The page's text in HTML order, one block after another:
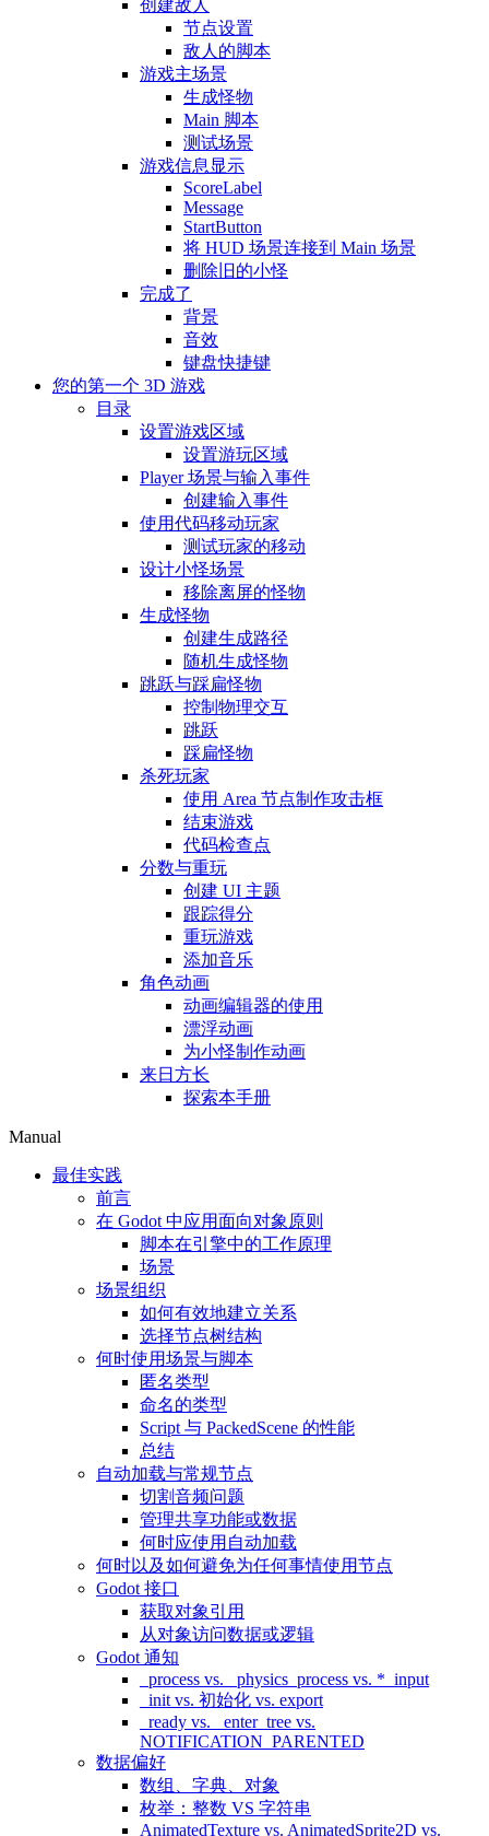
创建敌人
节点设置
敌人的脚本
游戏主场景
生成怪物
Main 脚本
测试场景
游戏信息显示
ScoreLabel
Message
StartButton
将 HUD 场景连接到 Main 场景
删除旧的小怪
完成了
背景
音效
键盘快捷键
您的第一个 3D 游戏
目录
设置游戏区域
设置游玩区域
Player 场景与输入事件
创建输入事件
使用代码移动玩家
测试玩家的移动
设计小怪场景
移除离屏的怪物
生成怪物
创建生成路径
随机生成怪物
跳跃与踩扁怪物
控制物理交互
跳跃
踩扁怪物
杀死玩家
使用 Area 节点制作攻击框
结束游戏
代码检查点
分数与重玩
创建 UI 主题
跟踪得分
重玩游戏
添加音乐
角色动画
动画编辑器的使用
漂浮动画
为小怪制作动画
来日方长
探索本手册
Manual
最佳实践
前言
在 Godot 中应用面向对象原则
脚本在引擎中的工作原理
场景
场景组织
如何有效地建立关系
选择节点树结构
何时使用场景与脚本
匿名类型
命名的类型
Script 与 PackedScene 的性能
总结
自动加载与常规节点
切割音频问题
管理共享功能或数据
何时应使用自动加载
何时以及如何避免为任何事情使用节点
Godot 接口
获取对象引用
从对象访问数据或逻辑
Godot 通知
_process vs. _physics_process vs. *_input
_init vs. 初始化 vs. export
_ready vs. _enter_tree vs.
NOTIFICATION_PARENTED
数据偏好
数组、字典、对象
枚举：整数 VS 字符串
AnimatedTexture vs. AnimatedSprite2D vs.